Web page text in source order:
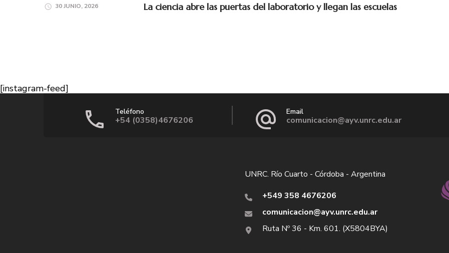
30 JUNIO, 2026 La ciencia abre las puertas del laboratorio y llegan las escuelas
[instagram-feed]
Teléfono
+54 (0358)4676206
Email
comunicacion@ayv.unrc.edu.ar
UNRC. Río Cuarto - Córdoba - Argentina
+549 358 4676206
comunicacion@ayv.unrc.edu.ar
Ruta Nº 36 - Km. 601. (X5804BYA)